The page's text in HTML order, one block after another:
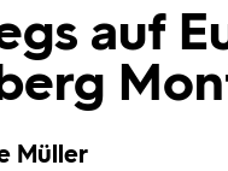
auf
Müller